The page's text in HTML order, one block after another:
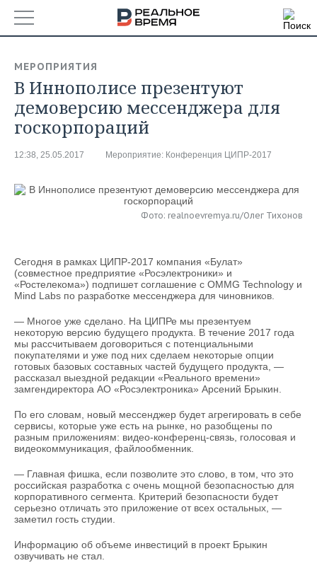
БАШКОРТОСТАН
ТАТАРСТАН
УДМУРТИЯ
НОВОСТИ
АНАЛИТИКА
НОВОСТИ АНАЛИТИКИ
ДЕКЛАРАЦИИ О ДОХОДАХ
КОРОЛИ ГОСЗАКАЗА ПФО
КОМУ ПРИНАДЛЕЖАТ
ТОРГОВЫЕ ЦЕНТРЫ
ТАТАРСТАНА
ЭКОНОМИКА
НОВОСТИ ЭКОНОМИКИ
БЮДЖЕТ
ПРОМЫШЛЕННОСТЬ
АГРОПРОМ
МАШИНОСТРОЕНИЕ
НЕФТЕХИМИЯ
НЕФТЬ
ОПК
ЭНЕРГЕТИКА
НОВОСТИ АВТО
БИЗНЕС
РОЗНИЧНАЯ ТОРГОВЛЯ
ТРАНСПОРТ
УСЛУГИ
НОВОСТИ ТЕХНОЛОГИЙ
IT
МЕДИА
ТЕЛЕКОММУНИКАЦИИ
МЕРОПРИЯТИЯ
НОВОСТИ МЕРОПРИЯТИЙ
ВЫЕЗДНАЯ РЕДАКЦИЯ
БИЗНЕС-БРАНЧИ
ONLINE-КОНФЕРЕНЦИИ
ОТКРЫТАЯ ЛЕКЦИЯ
СПОРТ
НОВОСТИ СПОРТА
ФУТБОЛ
ХОККЕЙ
БАСКЕТБОЛ
ВОЛЕЙБОЛ
ОБЩЕСТВО
НОВОСТИ ОБЩЕСТВА
ВЛАСТЬ
ИНФРАСТРУКТУРА
ИСТОРИЯ
ФОТОГАЛЕРЕЯ
СЮЖЕТЫ
СПРАВОЧНИК
СПИСОК ПЕРСОН
ПОЛНАЯ ВЕРСИЯ
МЕРОПРИЯТИЯ
В Иннополисе презентуют
демоверсию мессенджера для
госкорпораций
12:38, 25.05.2017 Мероприятие: Конференция ЦИПР-2017
Фото: realnoevremya.ru/Олег Тихонов
Сегодня в рамках ЦИПР-2017 компания «Булат»
(совместное предприятие «Росэлектроники» и
«Ростелекома») подпишет соглашение с OMMG Technology и
Mind Labs по разработке мессенджера для чиновников.
— Многое уже сделано. На ЦИПРе мы презентуем
некоторую версию будущего продукта. В течение 2017 года
мы рассчитываем договориться с потенциальными
покупателями и уже под них сделаем некоторые опции
готовых базовых составных частей будущего продукта, —
рассказал выездной редакции «Реального времени»
замгендиректора АО «Росэлектроника» Арсений Брыкин.
По его словам, новый мессенджер будет агрегировать в себе
сервисы, которые уже есть на рынке, но разобщены по
разным приложениям: видео-конференц-связь, голосовая и
видеокоммуникация, файлообменник.
— Главная фишка, если позволите это слово, в том, что это
российская разработка с очень мощной безопасностью для
корпоративного сегмента. Критерий безопасности будет
серьезно отличать это приложение от всех остальных, —
заметил гость студии.
Информацию об объеме инвестиций в проект Брыкин
озвучивать не стал.